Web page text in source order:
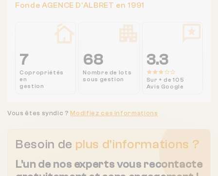
Fonde AGENCE D'ALBRET en 1991
7
Copropriétés
en
gestion
68
Nombre de lots
sous gestion
3.3
Sur + de 105
Avis Google
Besoin de plus d'informations ?
L'un de nos experts vous recontacte
Vous êtes syndic ? Modifiez ces informations